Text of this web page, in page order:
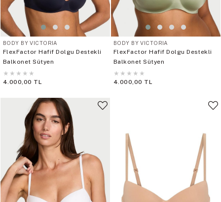
BODY BY VICTORIA
FlexFactor Hafif Dolgu Destekli
Balkonet Sütyen
★ ★ ★ ★ ★
4.000,00 TL
BODY BY VICTORIA
FlexFactor Hafif Dolgu Destekli
Balkonet Sütyen
★ ★ ★ ★ ★
4.000,00 TL